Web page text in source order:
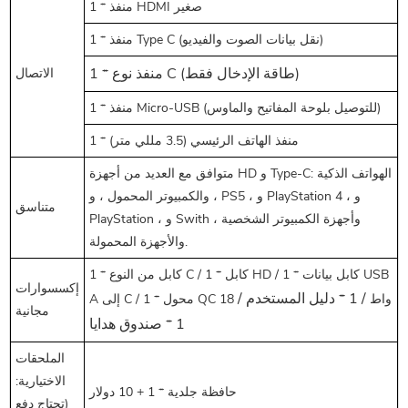
الاتصال
1 * منفذ HDMI صغير
1 * منفذ Type C (نقل بيانات الصوت والفيديو)
1 * منفذ نوع C (طاقة الإدخال فقط)
1 * منفذ Micro-USB (للتوصيل بلوحة المفاتيح والماوس)
1 * منفذ الهاتف الرئيسي (3.5 مللي متر)
متناسق
متوافق مع العديد من أجهزة HD و Type-C: الهواتف الذكية
، والكمبيوتر المحمول ، و PS5 ، و PlayStation 4 ، و
PlayStation ، و Swith ، وأجهزة الكمبيوتر الشخصية
والأجهزة المحمولة.
إكسسوارات
مجانية
1 * كابل من النوع C / 1 * كابل HD / 1 * كابل بيانات USB
A إلى C / 1 * محول QC 18 واط
/ 1 * دليل المستخدم /
1 * صندوق هدايا
الملحقات
الاختيارية:
(تحتاج دفع
حافظة جلدية * 1 + 10 دولار